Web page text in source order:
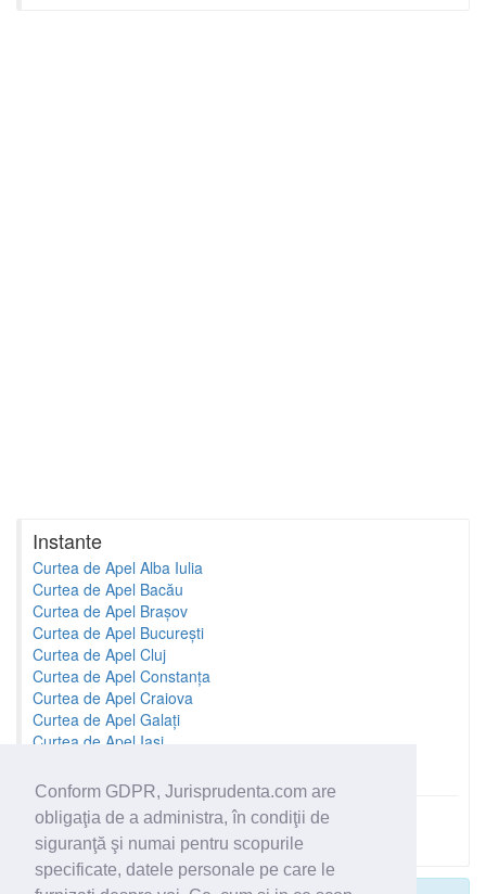
Conform GDPR, Jurisprudenta.com are
obligaţia de a administra, în condiţii de
siguranţă şi numai pentru scopurile
specificate, datele personale pe care le
Instante
Curtea de Apel Alba Iulia
Curtea de Apel Bacău
Curtea de Apel Brașov
Curtea de Apel București
Curtea de Apel Cluj
Curtea de Apel Constanța
Curtea de Apel Craiova
Curtea de Apel Galați
Curtea de Apel Iași
Toate instantele